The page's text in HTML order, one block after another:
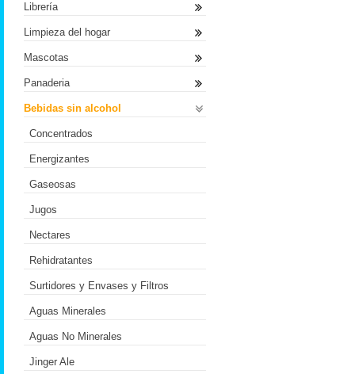
Librería
Limpieza del hogar
Mascotas
Panaderia
Bebidas sin alcohol
Concentrados
Energizantes
Gaseosas
Jugos
Nectares
Rehidratantes
Surtidores y Envases y Filtros
Aguas Minerales
Aguas No Minerales
Jinger Ale